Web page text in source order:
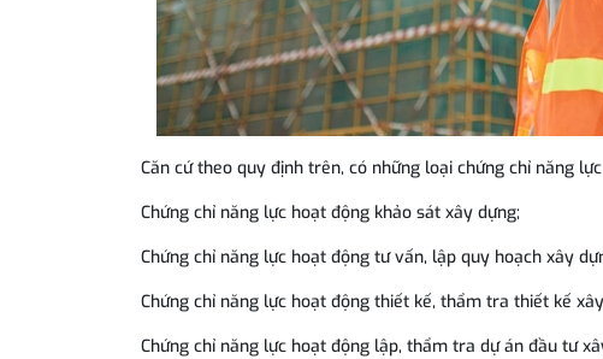
Căn cứ theo quy định trên, có những loại chứng chỉ năng
Chứng chỉ năng lực hoạt động khảo sát xây dựng;
Chứng chỉ năng lực hoạt động tư vấn, lập quy hoạch xây
Chứng chỉ năng lực hoạt động thiết kế, thẩm tra thiết kế
Chứng chỉ năng lực hoạt động lập, thẩm tra dự án đầu tư